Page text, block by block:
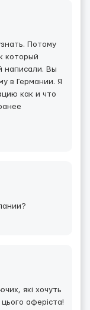
Потому
который
написали. Вы
в Германии. Я
как и что
які хочуть
аферiста!